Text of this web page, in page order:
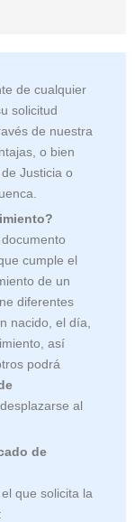
de cualquier
solicitud
de nuestra
o bien
Justicia o
cumple el
de un
diferentes
nacido, el día,
así
podrá
al
de
que solicita la